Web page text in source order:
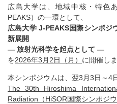
広島大学は、地域中核・特色
PEAKS）の一環として、
広島大学 J-PEAKS国際シンポジ
新展開
― 放射光科学を起点として ―
を2026年3月2日（月） に開催しま
本シンポジウムは、翌3月3日～4
The 30th Hiroshima
Radiation（HiSOR国際シンポジウ